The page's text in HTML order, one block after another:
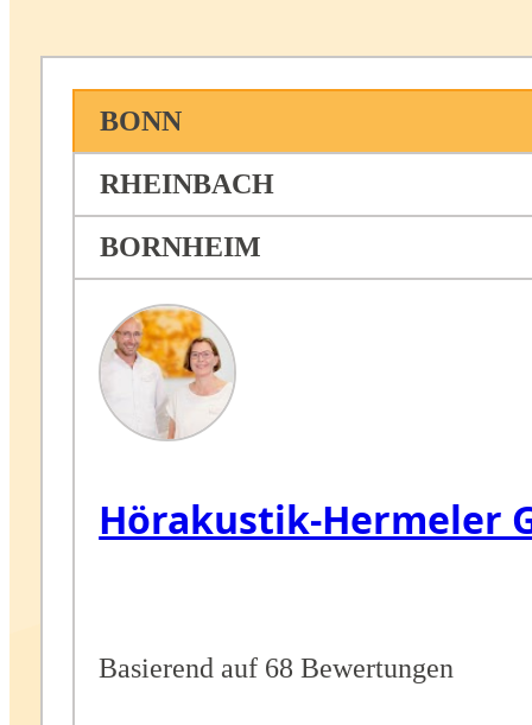
BONN
RHEINBACH
BORNHEIM
Hörakustik-Hermeler
Basierend auf 68 Bewertungen